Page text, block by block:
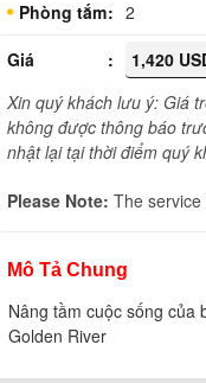
Phòng tắm
2
Giá
1,420
Xin quý khách lưu ý: Giá
không được thông báo
nhật lại tại thời điểm quý
Please Note: The
Mô Tả Chung
Nâng tầm cuộc sống của
Golden River